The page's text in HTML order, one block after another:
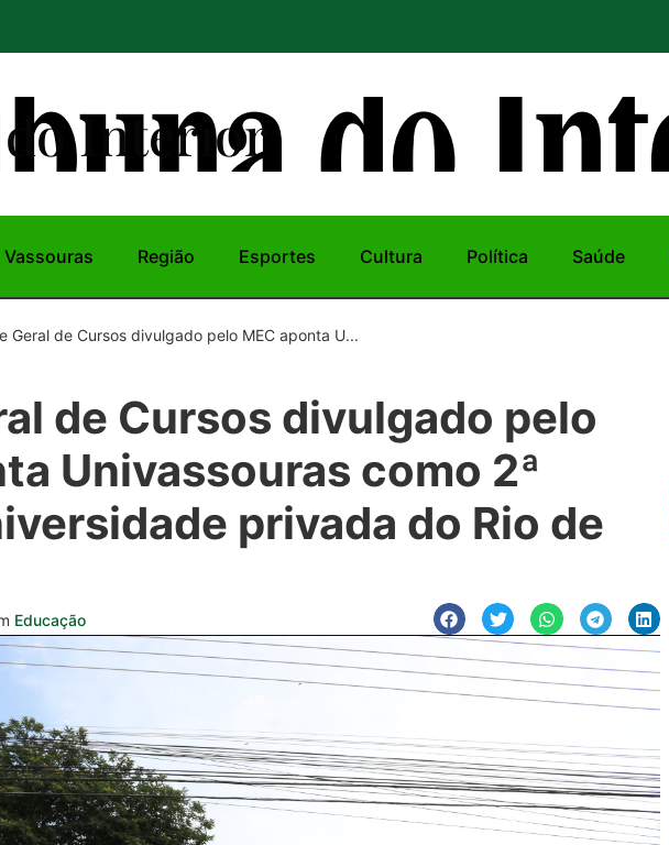
Interior
Vassouras Região Esportes Cultura Política Saúde
Geral de Cursos divulgado pelo MEC aponta U...
de Cursos divulgado pelo
Univassouras como 2ª
privada do Rio de
Educação